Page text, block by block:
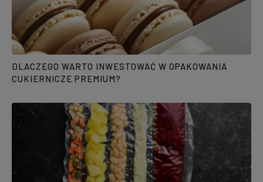
DLACZEGO WARTO INWESTOWAĆ W OPAKOWANIA
CUKIERNICZE PREMIUM?